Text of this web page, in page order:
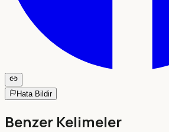
Hata Bildir
Benzer Kelimeler